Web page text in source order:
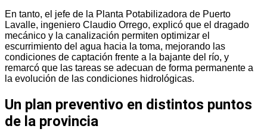
En tanto, el jefe de la Planta Potabilizadora de Puerto
Lavalle, ingeniero Claudio Orrego, explicó que el dragado
mecánico y la canalización permiten optimizar el
escurrimiento del agua hacia la toma, mejorando las
condiciones de captación frente a la bajante del río, y
remarcó que las tareas se adecuan de forma permanente a
la evolución de las condiciones hidrológicas.
Un plan preventivo en distintos puntos
de la provincia